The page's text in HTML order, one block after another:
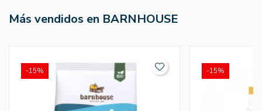
Más vendidos en BARNHOUSE
-15% -15%